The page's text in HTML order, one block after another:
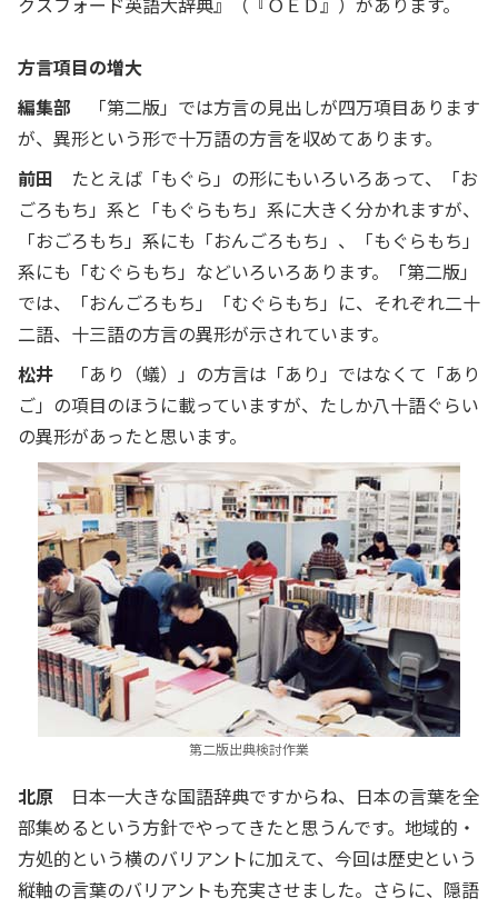
方言項目の増大
編集部 「第二版」では方言の見出しが四万項目あります
が、異形という形で十万語の方言を収めてあります。
前田 たとえば「もぐら」の形にもいろいろあって、「お
ごろもち」系と「もぐらもち」系に大きく分かれますが、
「おごろもち」系にも「おんごろもち」、「もぐらもち」
系にも「むぐらもち」などいろいろあります。「第二版」
では、「おんごろもち」「むぐらもち」に、それぞれ二十
二語、十三語の方言の異形が示されています。
松井 「あり（蟻）」の方言は「あり」ではなくて「あり
ご」の項目のほうに載っていますが、たしか八十語ぐらい
の異形があったと思います。
第二版出典検討作業
北原 日本一大きな国語辞典ですからね、日本の言葉を全
部集めるという方針でやってきたと思うんです。地域的・
方処的という横のバリアントに加えて、今回は歴史という
縦軸の言葉のバリアントも充実させました。さらに、隠語